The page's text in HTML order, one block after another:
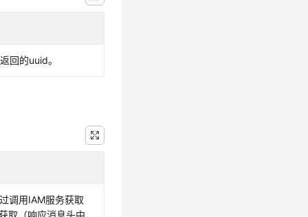
回的uuid。
调用IAM服务获取
取（响应消息头中